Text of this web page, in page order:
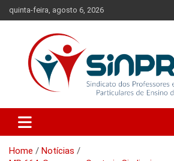
to
quinta-feira, agosto 6, 2026
Sinproep-DF
Ensino do Distrito Federal
Home
Notícias